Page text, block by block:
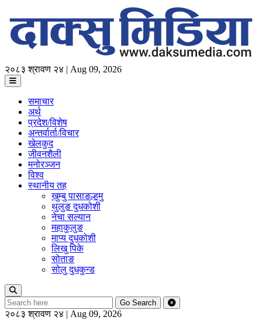
२०८३ श्रावण २४ | Aug 09, 2026
समाचार
अर्थ
प्रदेश/विशेष
अन्तर्वार्ता/विचार
खेलकुद
जीवनशैली
मनोरञ्जन
विश्व
स्थानीय तह
खुम्बु पासाङल्हमु
थुलुङ दुधकोशी
नेचा सल्यान
महाकुलुङ
माप्य दुधकोशी
लिखु पिके
सोताङ
सोलु दुधकुन्ड
Go Search
२०८३ श्रावण २४ | Aug 09, 2026